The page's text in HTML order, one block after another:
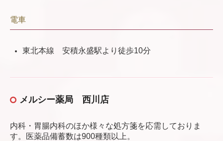
電車
東北本線 安積永盛駅より徒歩10分
メルシー薬局 西川店
内科・胃腸内科のほか様々な処方箋を応需しておりま
す。医薬品備蓄数は900種類以上。